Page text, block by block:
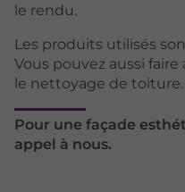
le rendu.
Les produits utilisés
Vous pouvez aussi
le nettoyage de toiture.
Pour une façade
appel à nous.